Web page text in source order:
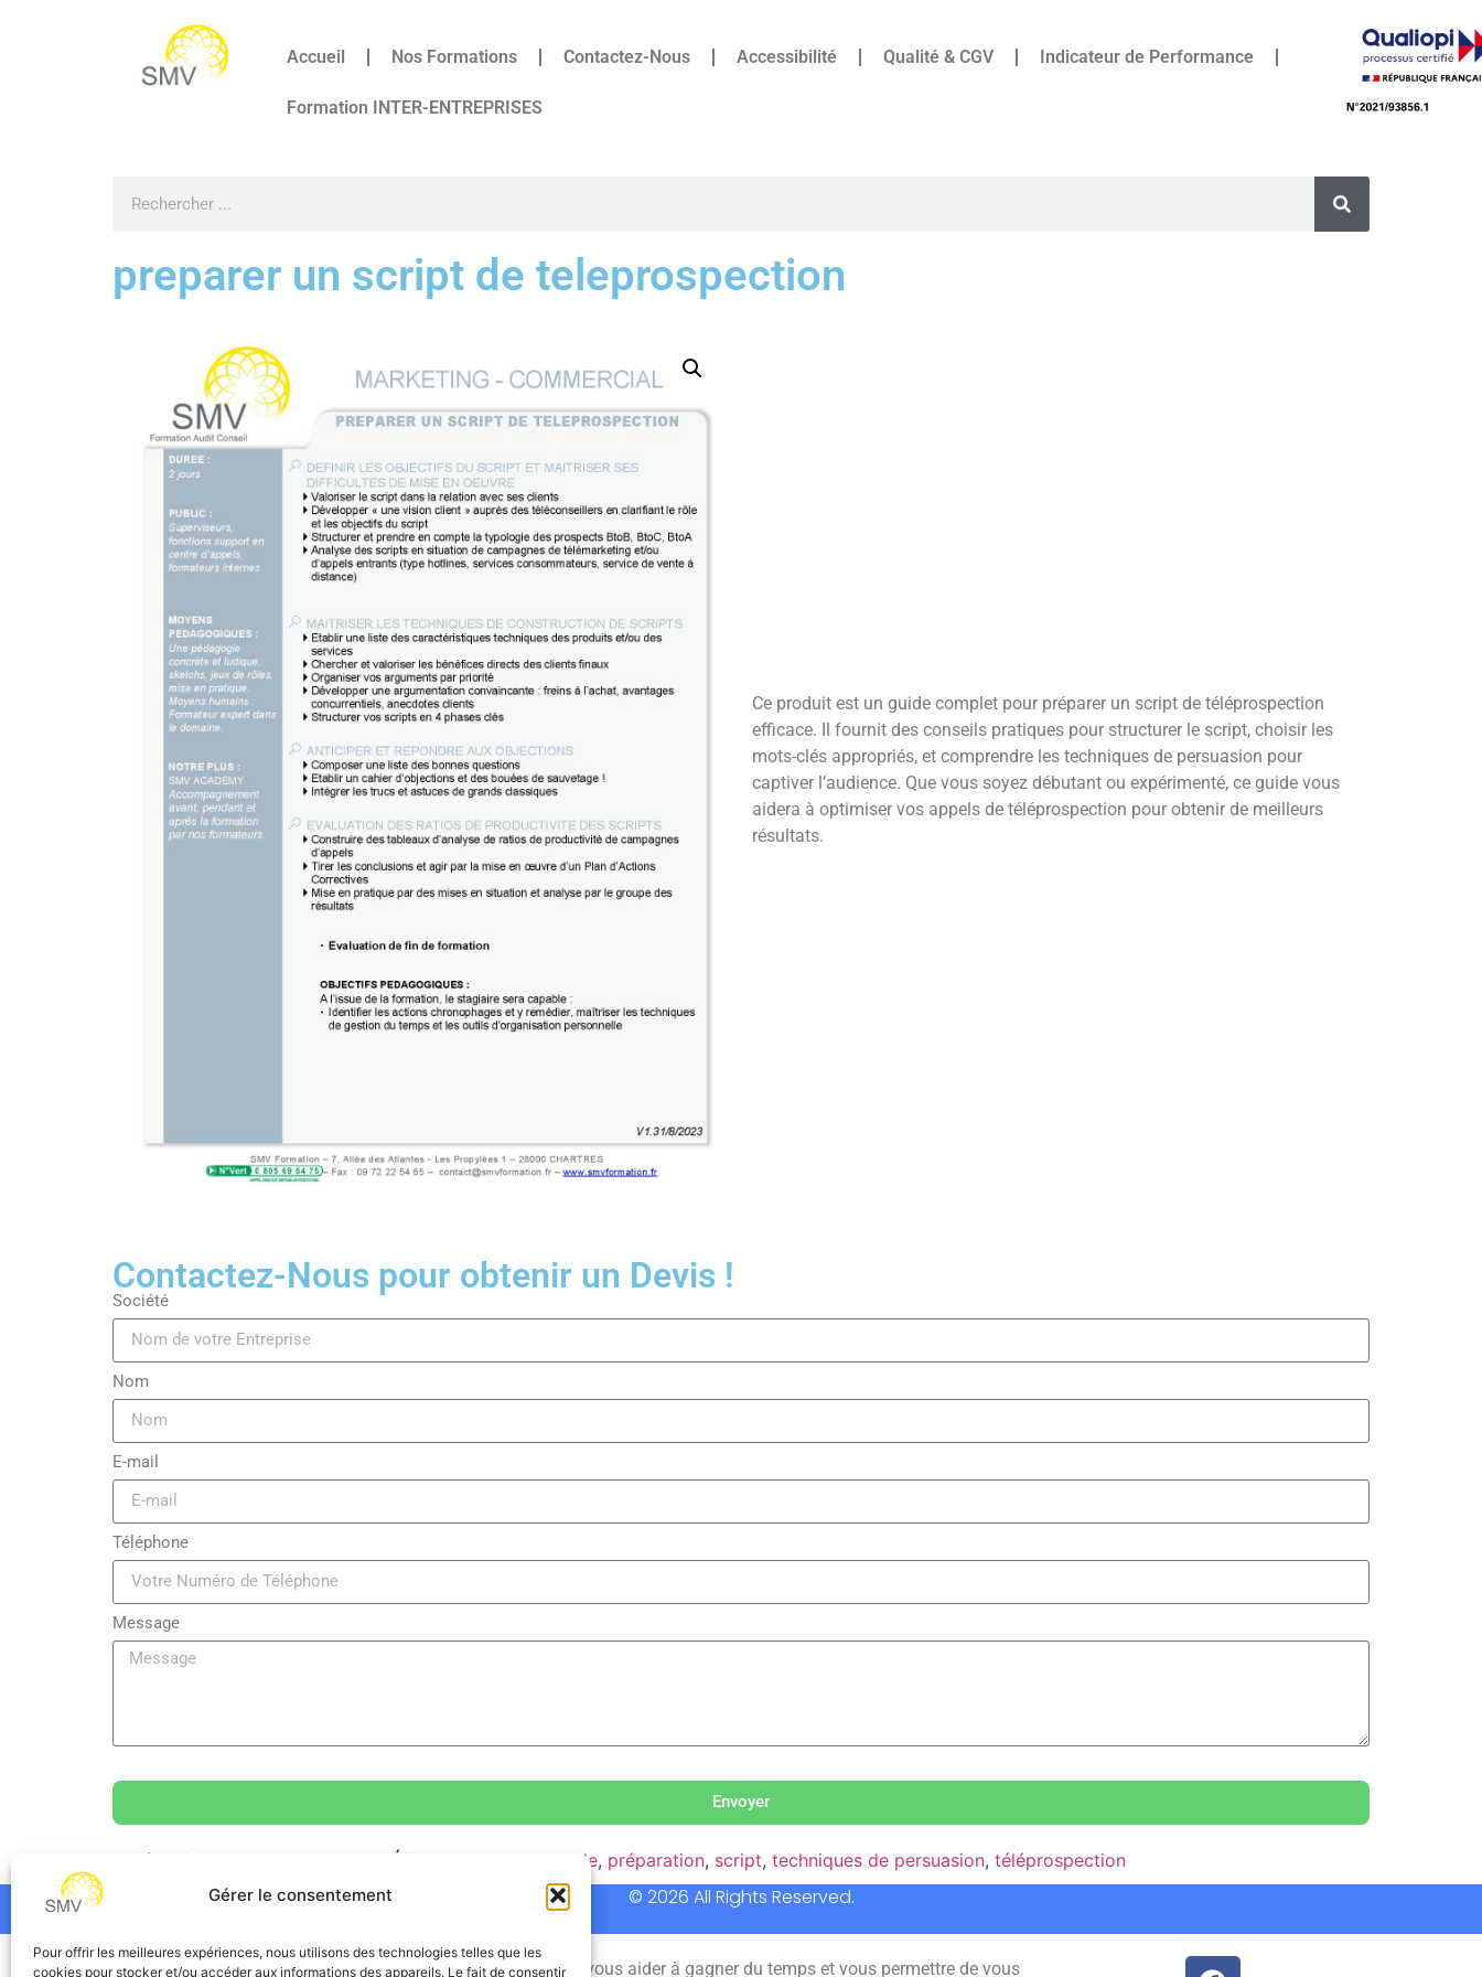
Gérer le consentement
Pour offrir les meilleures expériences, nous utilisons des technologies telles que les
cookies pour stocker et/ou accéder aux informations des appareils. Le fait de consentir
Accueil Nos Formations Contactez-Nous Accessibilité Qualité & CGV Indicateur de Performance
Formation INTER-ENTREPRISES
preparer un script de teleprospection
Ce produit est un guide complet pour préparer un script de téléprospection
efficace. Il fournit des conseils pratiques pour structurer le script, choisir les
mots-clés appropriés, et comprendre les techniques de persuasion pour
captiver l’audience. Que vous soyez débutant ou expérimenté, ce guide vous
aidera à optimiser vos appels de téléprospection pour obtenir de meilleurs
résultats.
Contactez-Nous pour obtenir un Devis !
Société
Nom
E-mail
Téléphone
Message
Envoyer
Catégorie marketing/commercial Étiquettes guide, préparation, script, techniques de persuasion, téléprospection
© 2026 All Rights Reserved.
SMV permet de vous aider à gagner du temps et vous permettre de vous